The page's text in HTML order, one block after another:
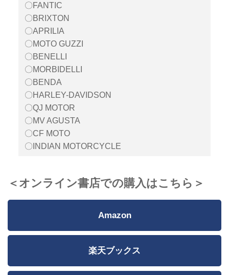
〇FANTIC
〇BRIXTON
〇APRILIA
〇MOTO GUZZI
〇BENELLI
〇MORBIDELLI
〇BENDA
〇HARLEY-DAVIDSON
〇QJ MOTOR
〇MV AGUSTA
〇CF MOTO
〇INDIAN MOTORCYCLE
＜オンライン書店での購入はこちら＞
Amazon
楽天ブックス